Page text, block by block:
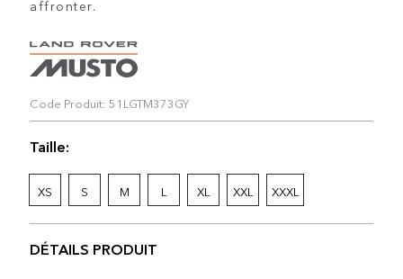
affronter.
Code Produit: 51LGTM373GY
Taille:
XS S M L XL XXL XXXL
DÉTAILS PRODUIT